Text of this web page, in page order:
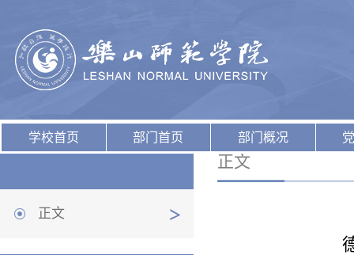
学校首页 部门首页 部门概况
正文
正文